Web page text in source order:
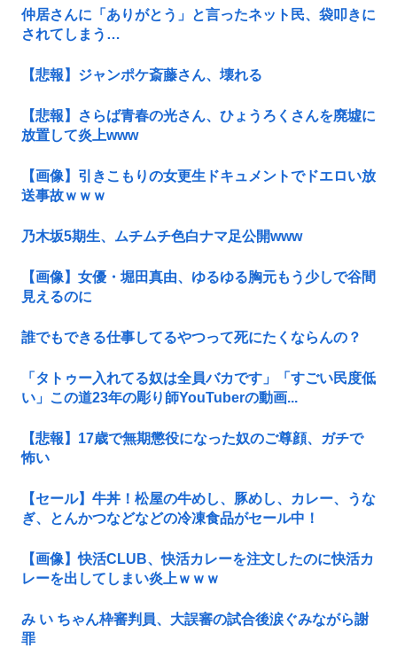
仲居さんに「ありがとう」と言ったネット民、袋叩きに
されてしまう…
【悲報】ジャンポケ斎藤さん、壊れる
【悲報】さらば青春の光さん、ひょうろくさんを廃墟に
放置して炎上www
【画像】引きこもりの女更生ドキュメントでドエロい放
送事故ｗｗｗ
乃木坂5期生、ムチムチ色白ナマ足公開www
【画像】女優・堀田真由、ゆるゆる胸元もう少しで谷間
見えるのに
誰でもできる仕事してるやつって死にたくならんの？
「タトゥー入れてる奴は全員バカです」「すごい民度低
い」この道23年の彫り師YouTuberの動画...
【悲報】17歳で無期懲役になった奴のご尊顔、ガチで
怖い
【セール】牛丼！松屋の牛めし、豚めし、カレー、うな
ぎ、とんかつなどなどの冷凍食品がセール中！
【画像】快活CLUB、快活カレーを注文したのに快活カ
レーを出してしまい炎上ｗｗｗ
み い ちゃん枠審判員、大誤審の試合後涙ぐみながら謝
罪